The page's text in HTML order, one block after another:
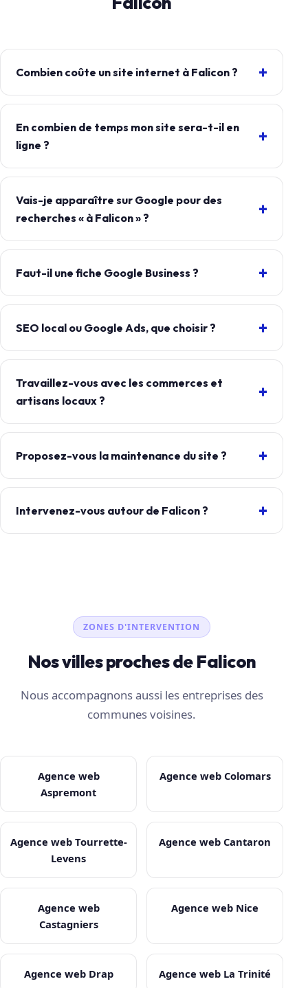
Combien coûte un site internet à Falicon ?
En combien de temps mon site sera-t-il en
ligne ?
Vais-je apparaître sur Google pour des
recherches « à Falicon » ?
Faut-il une fiche Google Business ?
SEO local ou Google Ads, que choisir ?
Travaillez-vous avec les commerces et
artisans locaux ?
Proposez-vous la maintenance du site ?
Intervenez-vous autour de Falicon ?
ZONES D'INTERVENTION
Nos villes proches de Falicon
Nous accompagnons aussi les entreprises des
communes voisines.
Agence web
Aspremont
Agence web Colomars
Agence web Tourrette-
Levens
Agence web Cantaron
Agence web
Castagniers
Agence web Nice
Agence web Drap Agence web La Trinité